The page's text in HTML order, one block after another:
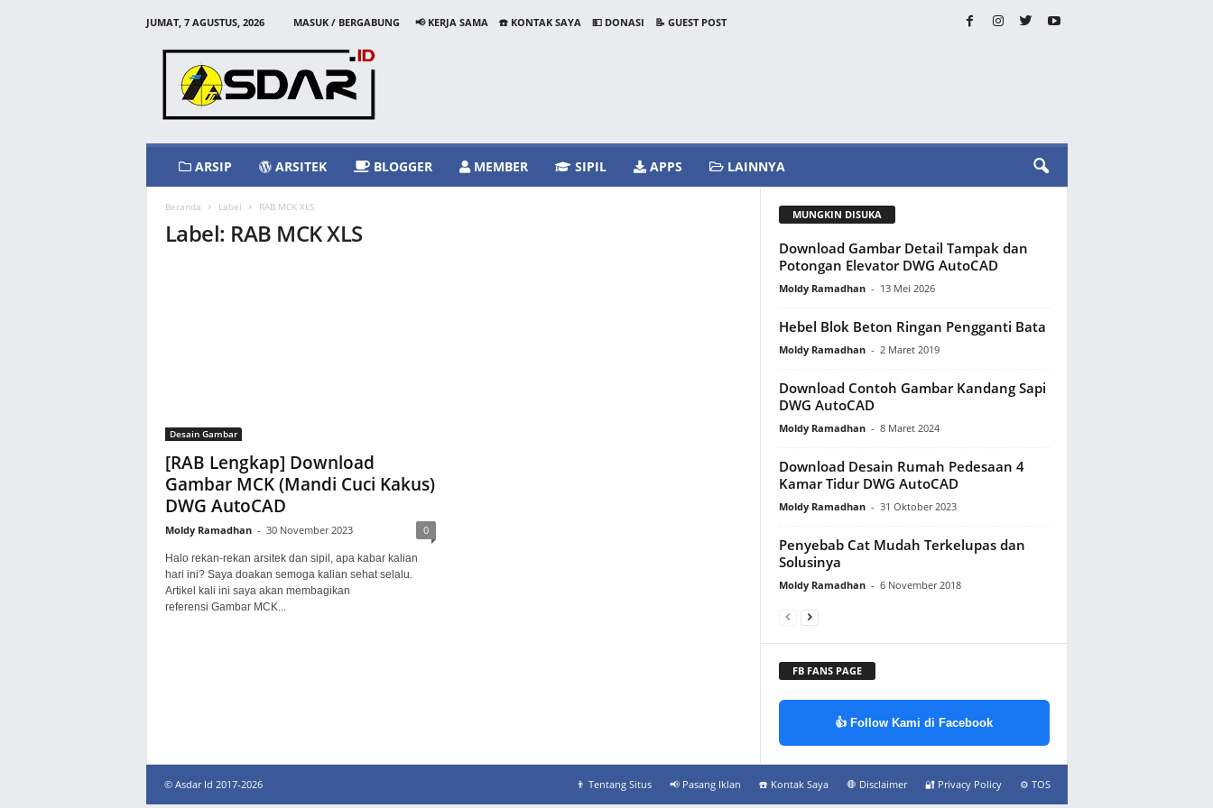
JUMAT, 7 AGUSTUS, 2026 MASUK / BERGABUNG 📢 KERJA SAMA ☎️ KONTAK SAYA 💵 DONASI
📝 GUEST POST
ARSIP ARSITEK BLOGGER MEMBER SIPIL APPS LAINNYA
Beranda Label RAB MCK XLS
Label: RAB MCK XLS
Desain Gambar
[RAB Lengkap] Download
Gambar MCK (Mandi Cuci Kakus)
DWG AutoCAD
Moldy Ramadhan - 30 November 2023 0
Halo rekan-rekan arsitek dan sipil, apa kabar kalian
hari ini? Saya doakan semoga kalian sehat selalu.
Artikel kali ini saya akan membagikan
referensi Gambar MCK...
MUNGKIN DISUKA
Download Gambar Detail Tampak dan
Potongan Elevator DWG AutoCAD
Moldy Ramadhan - 13 Mei 2026
Hebel Blok Beton Ringan Pengganti Bata
Moldy Ramadhan - 2 Maret 2019
Download Contoh Gambar Kandang Sapi
DWG AutoCAD
Moldy Ramadhan - 8 Maret 2024
Download Desain Rumah Pedesaan 4
Kamar Tidur DWG AutoCAD
Moldy Ramadhan - 31 Oktober 2023
Penyebab Cat Mudah Terkelupas dan
Solusinya
Moldy Ramadhan - 6 November 2018
FB FANS PAGE
👍 Follow Kami di Facebook
👨‍ Tentang Situs 📢 Pasang Iklan ☎️ Kontak Saya 🛑 Disclaimer 🔐 Privacy Policy ⚙️ TOS
© Asdar Id 2017-2026